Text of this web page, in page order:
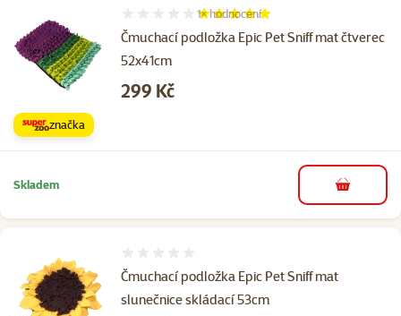
Čmuchací podložka Epic Pet Sniff mat čtverec
52x41cm
Hodnocení 100%, počet hodnocení: 1
1×hodnocení
Cena
299 Kč
značka
Skladem do košíku
Čmuchací podložka Epic Pet Sniff mat
slunečnice skládací 53cm